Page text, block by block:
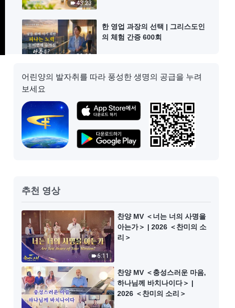
43:23
39:08
한 영업 과장의 선택 | 그리스도인
의 체험 간증 600회
37:13
질병의 고통 속에서 순종을 배우다
아들에 대한 기대가 무너진 후 | 그
리스도인의 체험 간증 598회
37:28
본분을 회피하는 것은 무엇을 염려
하기 때문인가 | 그리스도인의 체험
간증 596회
실질적인 사역을 하지 않은 것에 대
한 반성 | 그리스도인의 체험 간증
어린양의 발자취를 따라 풍성한 생명의 공급을 누려
보세요
추천 영상
6:11
찬양 MV ＜너는 너의 사명을
아는가＞ | 2026 ＜찬미의 소
리＞
찬양 MV ＜충성스러운 마음,
하나님께 바치나이다＞ |
2026 ＜찬미의 소리＞